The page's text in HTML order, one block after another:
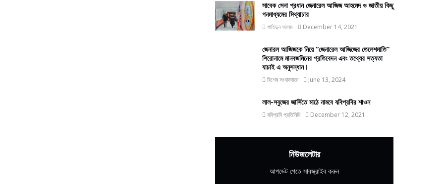
সাবেক সেনা প্রধান জেনারেল আজিজ আহমেদ ও জাতীয় কিছু
গনমাধ্যমের মিথ্যাচার
শাহিদুন আলম December 14, 2021
জেনারল আজিজকে নিয়ে “জেনারেল আজিজের তেলেশমাতি”
শিরোনামে মানবজমিনের প্রতিবেদন এবং তথ্যের সত্যতা
যাচাই এ অনুসন্ধান।
বিশেষ সংবাদদাতা June 13, 2024
লাল-সবুজের জার্সিতে মাঠে নামবে যবিপ্রবির শাওন
যবিপ্রবি প্রতিনিধি December 12, 2021
নিউজলেটার
আপডেট পেতে সাবস্ক্রাইব করুন